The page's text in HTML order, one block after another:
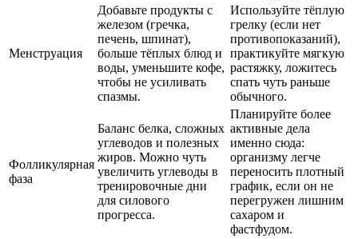
Менструация
Добавьте продукты с
железом (гречка,
печень, шпинат),
больше тёплых блюд и
воды, уменьшите кофе,
чтобы не усиливать
спазмы.
Используйте тёплую
грелку (если нет
противопоказаний),
практикуйте мягкую
растяжку, ложитесь
спать чуть раньше
обычного.
Фолликулярная
фаза
Баланс белка, сложных
углеводов и полезных
жиров. Можно чуть
увеличить углеводы в
тренировочные дни
для силового
прогресса.
Планируйте более
активные дела
именно сюда:
организму легче
переносить плотный
график, если он не
перегружен лишним
сахаром и
фастфудом.